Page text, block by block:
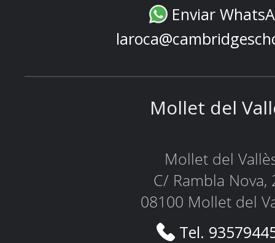
Enviar
Mollet del
Mollet del
C/ Rambla Nova,
08100 Mollet del
Tel.